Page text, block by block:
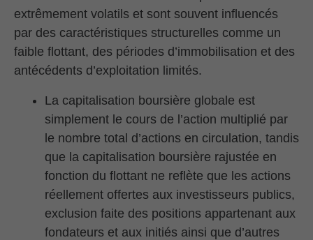
extrêmement volatils et sont souvent influencés
par des caractéristiques structurelles comme un
faible flottant, des périodes d’immobilisation et des
antécédents d’exploitation limités.
La capitalisation boursière globale est
simplement le cours de l’action multiplié par
le nombre total d’actions en circulation, tandis
que la capitalisation boursière rajustée en
fonction du flottant ne reflète que les actions
réellement offertes aux investisseurs publics,
exclusion faite des positions appartenant aux
fondateurs et aux initiés ainsi que d’autres